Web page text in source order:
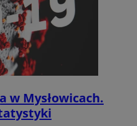
w Mysłowicach.